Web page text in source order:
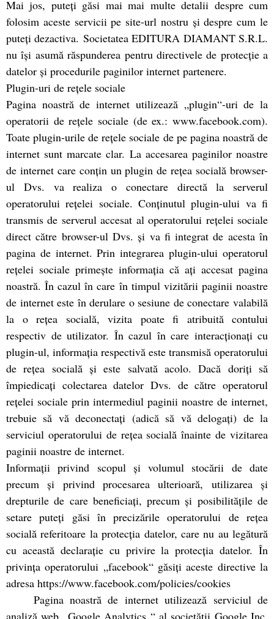
Mai jos, puteți găsi mai mai multe detalii despre cum
folosim aceste servicii pe site-url nostru și despre cum le
puteți dezactiva. Societatea EDITURA DIAMANT S.R.L.
nu îşi asumă răspunderea pentru directivele de protecţie a
datelor şi procedurile paginilor internet partenere.
Plugin-uri de reţele sociale
Pagina noastră de internet utilizează „plugin“-uri de la
operatorii de reţele sociale (de ex.: www.facebook.com).
Toate plugin-urile de reţele sociale de pe pagina noastră de
internet sunt marcate clar. La accesarea paginilor noastre
de internet care conţin un plugin de reţea socială browser-
ul Dvs. va realiza o conectare directă la serverul
operatorului reţelei sociale. Conţinutul plugin-ului va fi
transmis de serverul accesat al operatorului reţelei sociale
direct către browser-ul Dvs. şi va fi integrat de acesta în
pagina de internet. Prin integrarea plugin-ului operatorul
reţelei sociale primeşte informaţia că aţi accesat pagina
noastră. În cazul în care în timpul vizitării paginii noastre
de internet este în derulare o sesiune de conectare valabilă
la o reţea socială, vizita poate fi atribuită contului
respectiv de utilizator. În cazul în care interacţionaţi cu
plugin-ul, informaţia respectivă este transmisă operatorului
de reţea socială şi este salvată acolo. Dacă doriţi să
împiedicaţi colectarea datelor Dvs. de către operatorul
reţelei sociale prin intermediul paginii noastre de internet,
trebuie să vă deconectaţi (adică să vă delogaţi) de la
serviciul operatorului de reţea socială înainte de vizitarea
paginii noastre de internet.
Informaţii privind scopul şi volumul stocării de date
precum şi privind procesarea ulterioară, utilizarea şi
drepturile de care beneficiaţi, precum şi posibilităţile de
setare puteţi găsi în precizările operatorului de reţea
socială referitoare la protecţia datelor, care nu au legătură
cu această declaraţie cu privire la protecţia datelor. În
privinţa operatorului „facebook“ găsiţi aceste directive la
adresa https://www.facebook.com/policies/cookies
Pagina noastră de internet utilizează serviciul de
analiză web „Google Analytics “ al societăţii Google Inc.